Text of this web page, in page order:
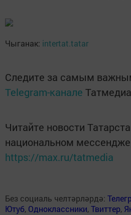
Чыганак: intertat.tatar
Следите за самым
Telegram-канале Татмедиа
Читайте новости
национальном
https://max.ru/tatmedia
Без социаль челтәрләрдә:
Ютуб, Одноклассники,Твиттер,